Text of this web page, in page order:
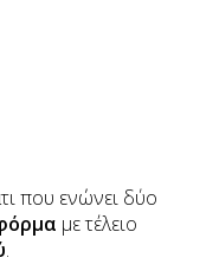
που ενώνει δύο
με τέλειο
.